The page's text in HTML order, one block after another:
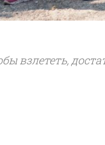
взлететь,